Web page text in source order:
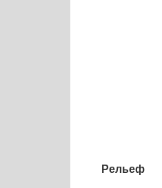
Рельеф